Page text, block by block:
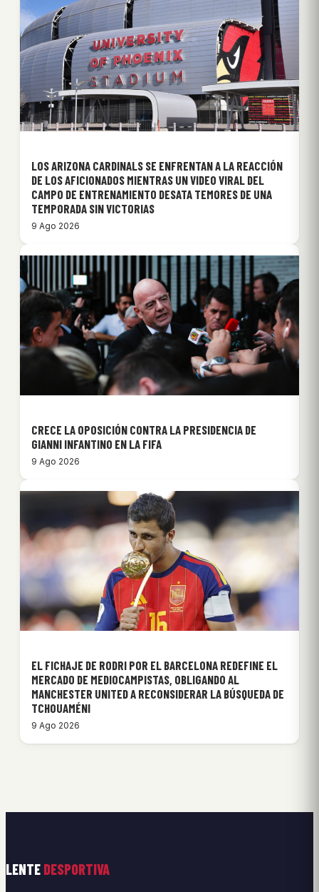
LOS ARIZONA CARDINALS SE ENFRENTAN A LA REACCIÓN
DE LOS AFICIONADOS MIENTRAS UN VIDEO VIRAL DEL
CAMPO DE ENTRENAMIENTO DESATA TEMORES DE UNA
TEMPORADA SIN VICTORIAS
9 Ago 2026
CRECE LA OPOSICIÓN CONTRA LA PRESIDENCIA DE
GIANNI INFANTINO EN LA FIFA
9 Ago 2026
EL FICHAJE DE RODRI POR EL BARCELONA REDEFINE EL
MERCADO DE MEDIOCAMPISTAS, OBLIGANDO AL
MANCHESTER UNITED A RECONSIDERAR LA BÚSQUEDA DE
TCHOUAMÉNI
9 Ago 2026
LENTE DESPORTIVA